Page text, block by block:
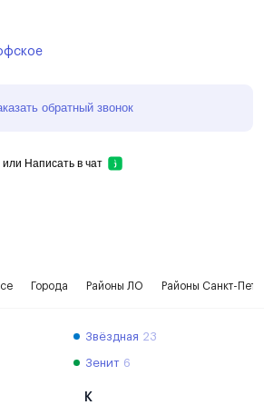
обратный звонок
или Написать в чат
Города Районы ЛО Районы Санкт-
Звёздная 23
Зенит 6
К